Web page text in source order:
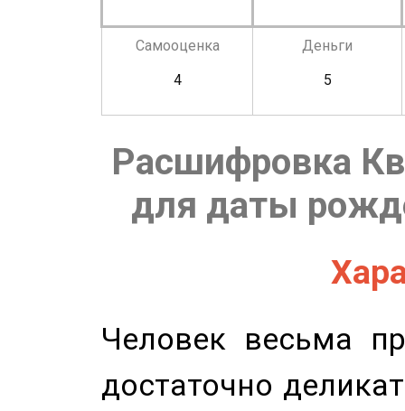
Самооценка
4
Деньги
5
Расшифровка
для даты
Человек весьма
достаточно